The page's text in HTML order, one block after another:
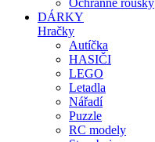
Ochranné roušky
DÁRKY
Hračky
Autíčka
HASIČI
LEGO
Letadla
Nářadí
Puzzle
RC modely